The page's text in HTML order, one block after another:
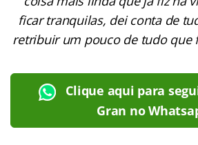
ficar tranquilas, dei conta de
retribuir um pouco de tudo que
Clique aqui para
Gran no